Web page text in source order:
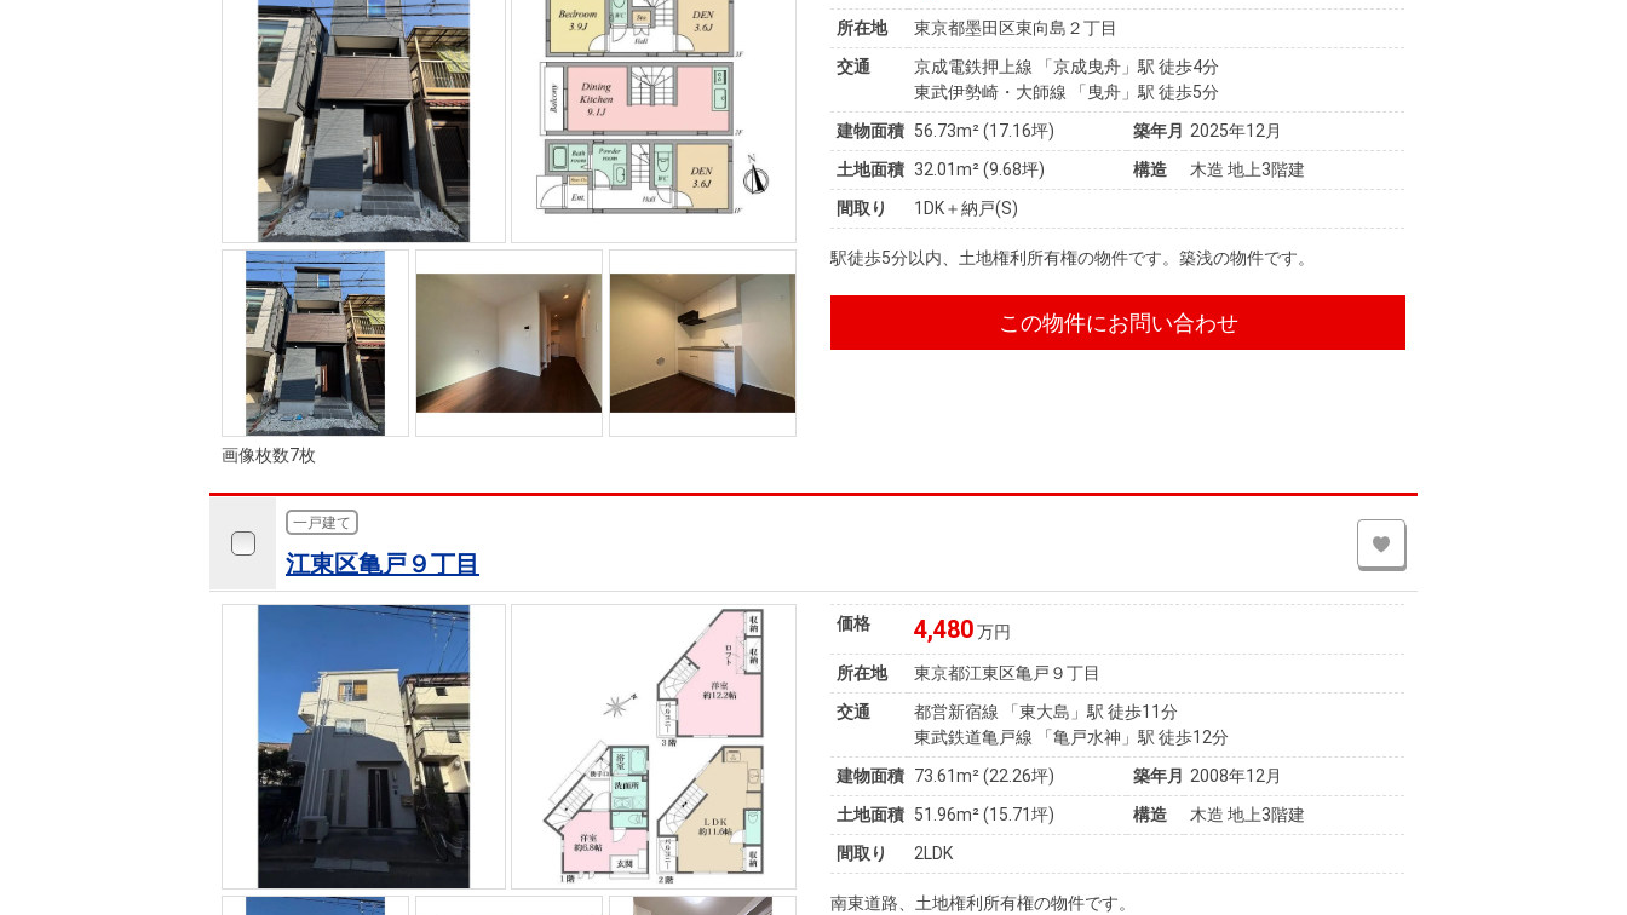
画像枚数7枚
所在地
東京都墨田区東向島２丁目
交通
京成電鉄押上線 「京成曳舟」駅 徒歩4分
東武伊勢崎・大師線 「曳舟」駅 徒歩5分
建物面積 56.73m² (17.16坪) 築年月
2025年12月
土地面積 32.01m² (9.68坪) 構造
木造 地上3階建
間取り
1DK＋納戸(S)
駅徒歩5分以内、土地権利所有権の物件です。築浅の物件です。
この物件にお問い合わせ
一戸建て
江東区亀戸９丁目
価格 4,480万円
所在地
東京都江東区亀戸９丁目
交通
都営新宿線 「東大島」駅 徒歩11分
東武鉄道亀戸線 「亀戸水神」駅 徒歩12分
建物面積 73.61m² (22.26坪) 築年月 2008年12月
土地面積 51.96m² (15.71坪) 構造
木造 地上3階建
間取り
2LDK
南東道路、土地権利所有権の物件です。